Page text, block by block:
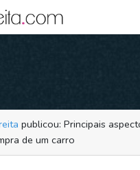
publicou: Principais
de um carro